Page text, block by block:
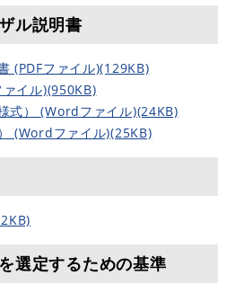
ル説明書
(PDFファイル)(129KB)
イル)(950KB)
式） (Wordファイル)(24KB)
(Wordファイル)(25KB)
選定するための基準